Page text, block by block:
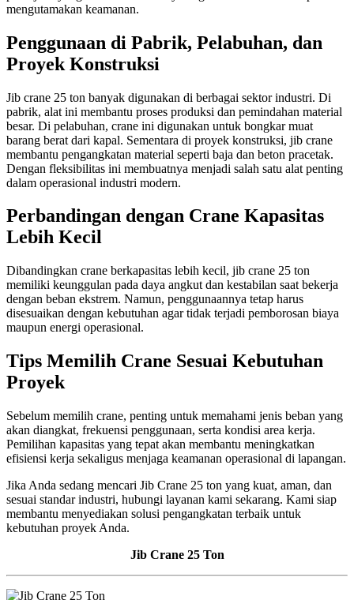
mengutamakan keamanan.
Penggunaan di Pabrik, Pelabuhan, dan
Proyek Konstruksi
Jib crane 25 ton banyak digunakan di berbagai sektor industri. Di
pabrik, alat ini membantu proses produksi dan pemindahan material
besar. Di pelabuhan, crane ini digunakan untuk bongkar muat
barang berat dari kapal. Sementara di proyek konstruksi, jib crane
membantu pengangkatan material seperti baja dan beton pracetak.
Dengan fleksibilitas ini membuatnya menjadi salah satu alat penting
dalam operasional industri modern.
Perbandingan dengan Crane Kapasitas
Lebih Kecil
Dibandingkan crane berkapasitas lebih kecil, jib crane 25 ton
memiliki keunggulan pada daya angkut dan kestabilan saat bekerja
dengan beban ekstrem. Namun, penggunaannya tetap harus
disesuaikan dengan kebutuhan agar tidak terjadi pemborosan biaya
maupun energi operasional.
Tips Memilih Crane Sesuai Kebutuhan
Proyek
Sebelum memilih crane, penting untuk memahami jenis beban yang
akan diangkat, frekuensi penggunaan, serta kondisi area kerja.
Pemilihan kapasitas yang tepat akan membantu meningkatkan
efisiensi kerja sekaligus menjaga keamanan operasional di lapangan.
Jika Anda sedang mencari Jib Crane 25 ton yang kuat, aman, dan
sesuai standar industri, hubungi layanan kami sekarang. Kami siap
membantu menyediakan solusi pengangkatan terbaik untuk
kebutuhan proyek Anda.
Jib Crane 25 Ton